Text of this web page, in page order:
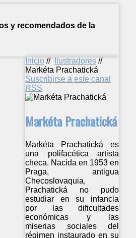
y recomendados de la
Inicio // Ilustradores //
Markéta Prachatická
Suscribirse a este canal
RSS
Markéta Prachatická
Markéta Prachatická es
una polifacética artista
checa. Nacida en 1953 en
Praga, antigua
Checoslovaquia,
Prachatická no pudo
estudiar en su infancia
por las dificultades
económicas y las
miserias sociales del
régimen instaurado en su